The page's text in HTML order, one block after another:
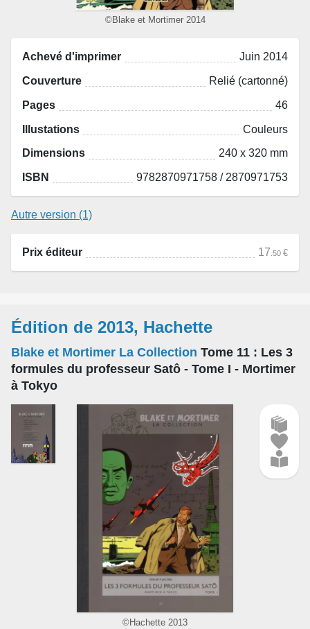
©Blake et Mortimer 2014
Achevé d'imprimer Juin 2014
Couverture Relié (cartonné)
Pages 46
Illustations Couleurs
Dimensions 240 x 320 mm
ISBN 9782870971758 / 2870971753
Autre version (1)
Prix éditeur 17 .50 €
Édition de 2013, Hachette
Blake et Mortimer La Collection Tome 11 : Les 3
formules du professeur Satô - Tome I - Mortimer
à Tokyo
©Hachette 2013